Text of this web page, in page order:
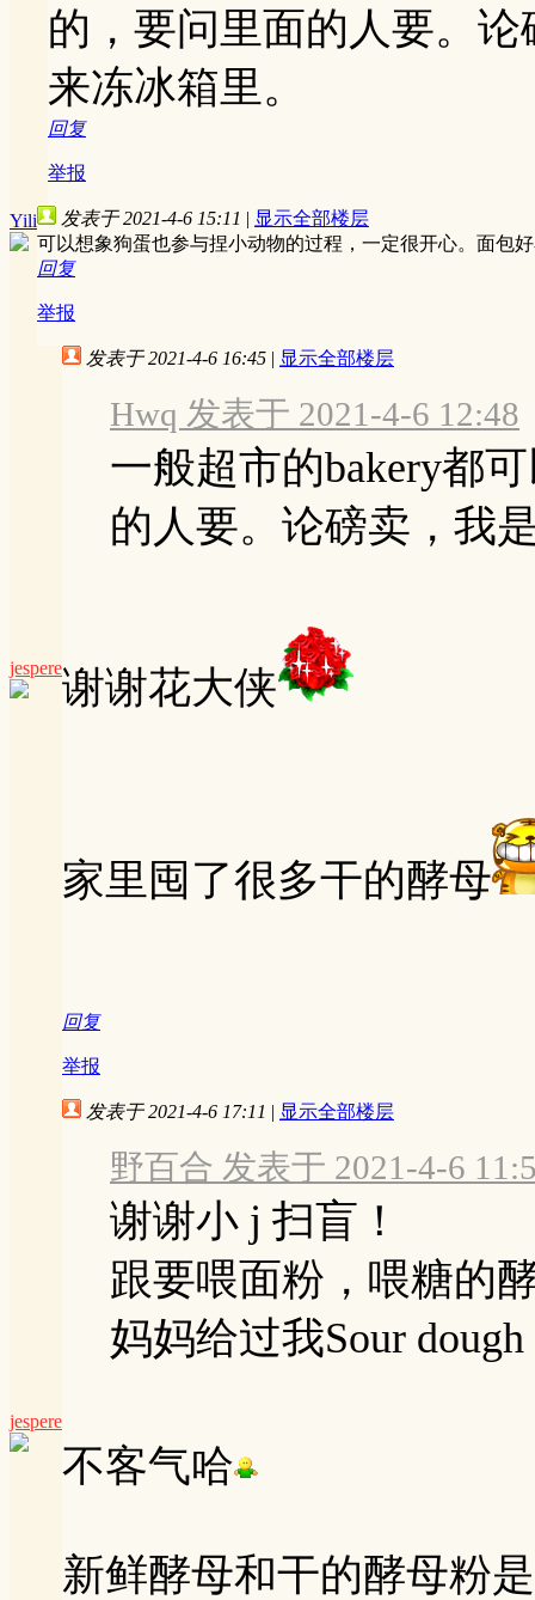
的，要问里面的人要。
来冻冰箱里。
回复
举报
Yili 发表于 2021-4-6 15:11 | 显示全部楼层
可以想象狗蛋也参与捏小动物的过程，一定很开心。面包
回复
举报
jespere
发表于 2021-4-6 16:45 | 显示全部楼层
Hwq 发表于 2021-4-6 12:48
一般超市的bakery都
的人要。论磅卖，我
谢谢花大侠
家里囤了很多干的酵母
回复
举报
jespere
发表于 2021-4-6 17:11 | 显示全部楼层
野百合 发表于 2021-4-6
谢谢小 j 扫盲！
跟要喂面粉，喂糖的
妈妈给过我Sour dough
不客气哈
新鲜酵母和干的酵母粉